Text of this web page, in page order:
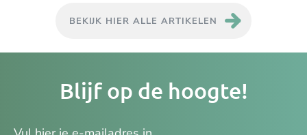
BEKIJK HIER ALLE ARTIKELEN
Blijf op de hoogte!